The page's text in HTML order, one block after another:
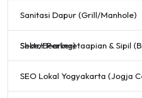
Sanitasi Dapur (Grill/Manhole)
Sektor Perkeretaapian & Sipil (Brake Shoe/Bearing)
SEO Lokal Yogyakarta (Jogja